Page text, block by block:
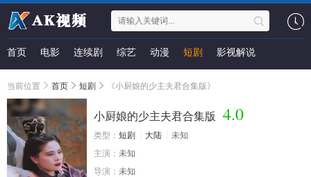
首页 电影 连续剧 综艺 动漫 短剧 影视解说
当前位置 首页 短剧 《小厨娘的少主夫君合集版》
小厨娘的少主夫君合集版 4.0
类型： 短剧 大陆
未知
主演： 未知
导演： 未知